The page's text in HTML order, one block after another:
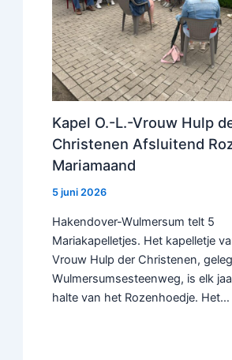
Kapel O.-L.-Vrouw Hulp
Christenen Afsluitend
Mariamaand
5 juni 2026
Hakendover-Wulmersum telt 5
Mariakapelletjes. Het kapelletje
Vrouw Hulp der Christenen,
Wulmersumsesteenweg, is elk
halte van het Rozenhoedje. Het…